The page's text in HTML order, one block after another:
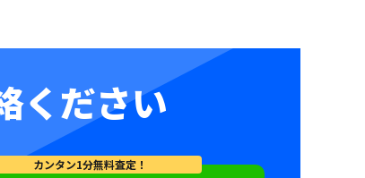
ください
カンタン1分無料査定！